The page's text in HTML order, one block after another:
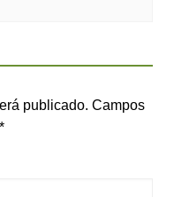
publicado. Campos
*